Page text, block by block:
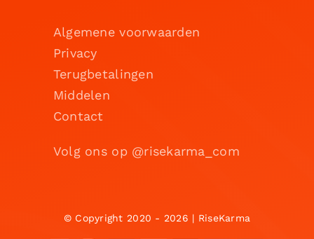
Algemene voorwaarden
Privacy
Terugbetalingen
Middelen
Contact
Volg ons op @risekarma_com
© Copyright 2020 - 2026 | RiseKarma